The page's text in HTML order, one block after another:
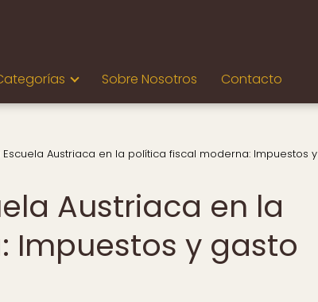
Sobre Nosotros Contacto
Austriaca en la política fiscal moderna: Impuestos y
Austriaca en la
Impuestos y gasto